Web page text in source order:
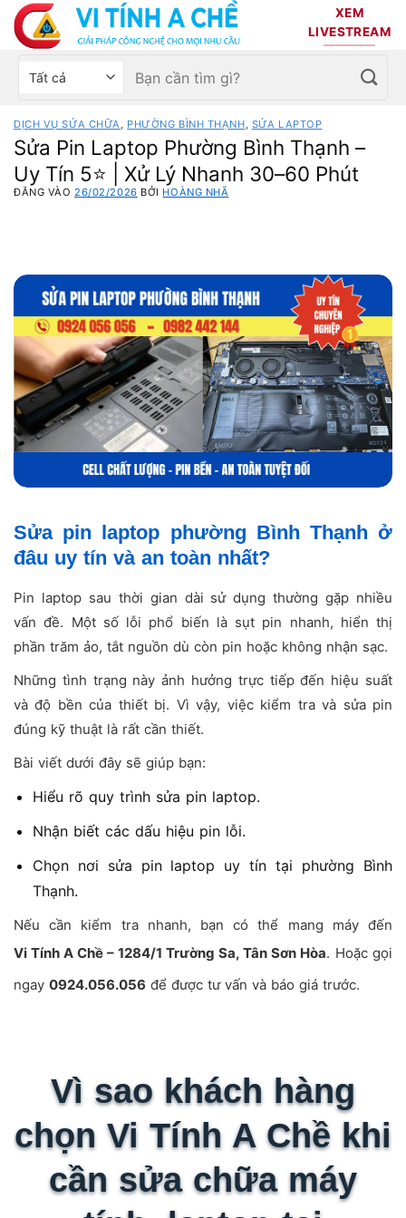
Bỏ
qua
nội
dung
XEM
LIVESTREAM
Chọn
sản
phẩm
Tìm
kiếm:
DỊCH VỤ SỬA CHỮA PHƯỜNG BÌNH THẠNH SỬA LAPTOP
Sửa Pin Laptop Phường Bình Thạnh –
Uy Tín 5⭐ | Xử Lý Nhanh 30–60 Phút
ĐĂNG VÀO26/02/2026 BỞI HOÀNG NHÃ
Sửa pin laptop phường Bình Thạnh ở
đâu uy tín và an toàn nhất?
Pin laptop sau thời gian dài sử dụng thường gặp nhiều
vấn đề. Một số lỗi phổ biến là sụt pin nhanh, hiển thị
phần trăm ảo, tắt nguồn dù còn pin hoặc không nhận sạc.
Những tình trạng này ảnh hưởng trực tiếp đến hiệu suất
và độ bền của thiết bị. Vì vậy, việc kiểm tra và sửa pin
đúng kỹ thuật là rất cần thiết.
Bài viết dưới đây sẽ giúp bạn:
Hiểu rõ quy trình sửa pin laptop.
Nhận biết các dấu hiệu pin lỗi.
Chọn nơi sửa pin laptop uy tín tại phường Bình
Thạnh.
Nếu cần kiểm tra nhanh, bạn có thể mang máy đến
Vi Tính A Chề – 1284/1 Trường Sa, Tân Sơn Hòa. Hoặc gọi
ngay 0924.056.056 để được tư vấn và báo giá trước.
Vì sao khách hàng
chọn Vi Tính A Chề khi
cần sửa chữa máy